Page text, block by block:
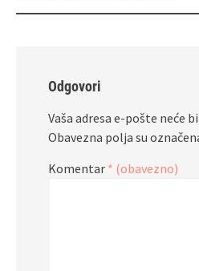
Odgovori
Vaša adresa e-pošte neće
Obavezna polja su
Komentar * (obavezno)